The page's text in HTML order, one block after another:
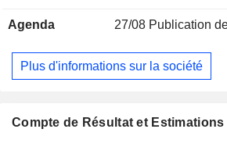
Agenda 27/08 Publication
Plus d'informations sur la société
Compte de Résultat et Estimations